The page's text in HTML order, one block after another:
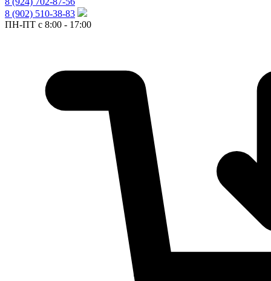
8 (902) 510-38-83
ПН-ПТ с 8:00 - 17:00